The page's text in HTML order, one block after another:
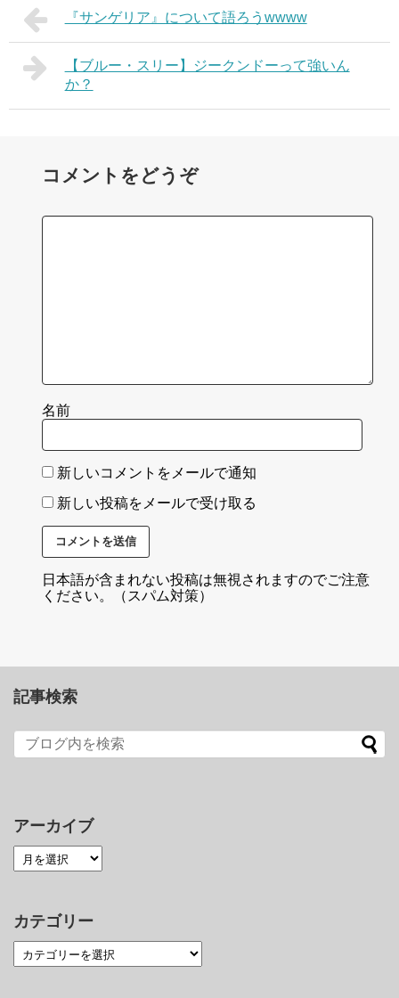
『サンゲリア』について語ろうwwww
【ブルー・スリー】ジークンドーって強いん
か？
コメントをどうぞ
名前
新しいコメントをメールで通知
新しい投稿をメールで受け取る
日本語が含まれない投稿は無視されますのでご注意
ください。（スパム対策）
記事検索
アーカイブ
カテゴリー